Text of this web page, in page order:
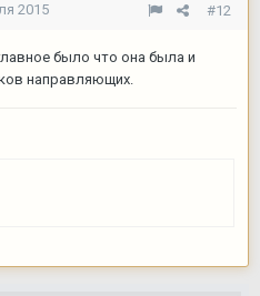
#12
2015
было что она была и
направляющих.